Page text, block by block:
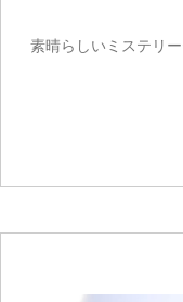
素晴らしいミステリ